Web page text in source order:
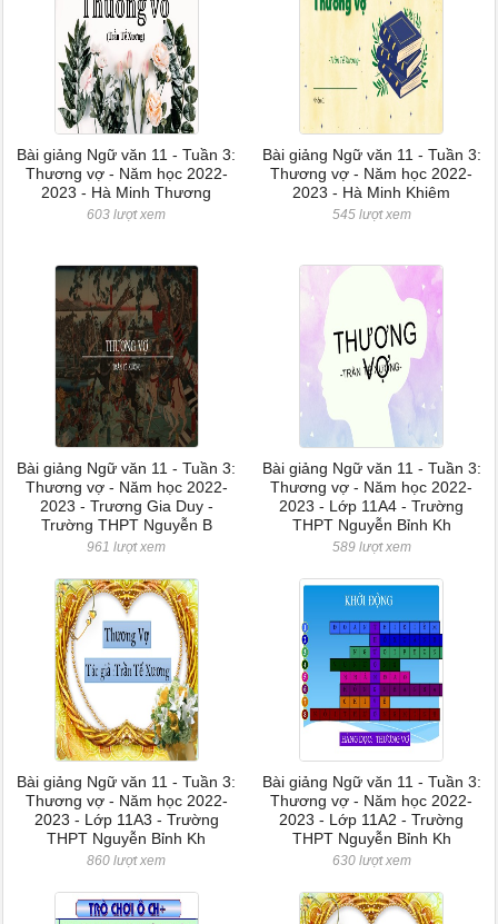
Bài giảng Ngữ văn 11 - Tuần 3:
Thương vợ - Năm học 2022-
2023 - Hà Minh Thương
603 lượt xem
Bài giảng Ngữ văn 11 - Tuần 3:
Thương vợ - Năm học 2022-
2023 - Hà Minh Khiêm
545 lượt xem
Bài giảng Ngữ văn 11 - Tuần 3:
Thương vợ - Năm học 2022-
2023 - Trương Gia Duy -
Trường THPT Nguyễn B
961 lượt xem
Bài giảng Ngữ văn 11 - Tuần 3:
Thương vợ - Năm học 2022-
2023 - Lớp 11A4 - Trường
THPT Nguyễn Bỉnh Kh
589 lượt xem
Bài giảng Ngữ văn 11 - Tuần 3:
Thương vợ - Năm học 2022-
2023 - Lớp 11A3 - Trường
THPT Nguyễn Bỉnh Kh
860 lượt xem
Bài giảng Ngữ văn 11 - Tuần 3:
Thương vợ - Năm học 2022-
2023 - Lớp 11A2 - Trường
THPT Nguyễn Bỉnh Kh
630 lượt xem